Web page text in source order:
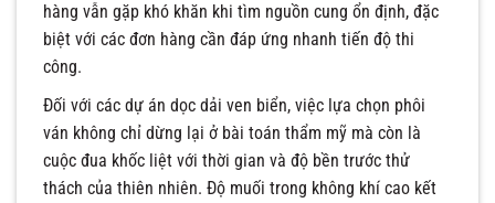
hàng vẫn gặp khó khăn khi tìm nguồn cung ổn định, đặc
biệt với các đơn hàng cần đáp ứng nhanh tiến độ thi
công.
Đối với các dự án dọc dải ven biển, việc lựa chọn phôi
ván không chỉ dừng lại ở bài toán thẩm mỹ mà còn là
cuộc đua khốc liệt với thời gian và độ bền trước thử
thách của thiên nhiên. Độ muối trong không khí cao kết